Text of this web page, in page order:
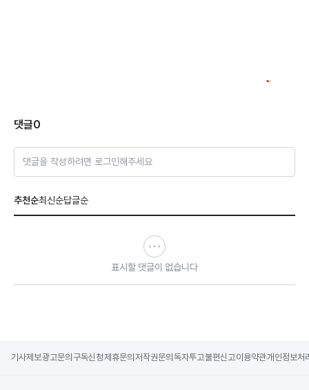
댓글0
댓글을 작성하려면 로그인해주세요
추천순최신순답글순
표시할 댓글이 없습니다
기사제보광고문의 구독신청제휴문의 저작권문의 독자투고불편신고이용약관개인정보처